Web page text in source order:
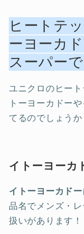
ヒートテ
ーヨーカ
スーパー
ユニクロのヒー
トーヨーカドー
てるのでしょうか
イトーヨーカ
イトーヨーカドー
品名でメンズ・
扱いがあります！